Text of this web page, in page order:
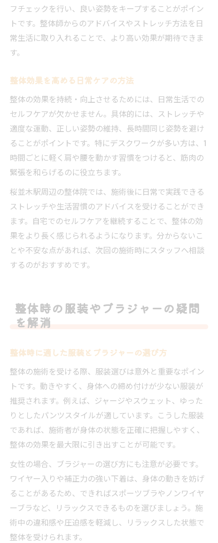
フチェックを行い、良い姿勢をキープすることがポイン
トです。整体師からのアドバイスやストレッチ方法を日
常生活に取り入れることで、より高い効果が期待できま
す。
整体効果を高める日常ケアの方法
整体の効果を持続・向上させるためには、日常生活での
セルフケアが欠かせません。具体的には、ストレッチや
適度な運動、正しい姿勢の維持、長時間同じ姿勢を避け
ることがポイントです。特にデスクワークが多い方は、1
時間ごとに軽く肩や腰を動かす習慣をつけると、筋肉の
緊張を和らげるのに役立ちます。
桜並木駅周辺の整体院では、施術後に日常で実践できる
ストレッチや生活習慣のアドバイスを受けることができ
ます。自宅でのセルフケアを継続することで、整体の効
果をより長く感じられるようになります。分からないこ
とや不安な点があれば、次回の施術時にスタッフへ相談
するのがおすすめです。
整体時の服装やブラジャーの疑問
を解消
整体時に適した服装とブラジャーの選び方
整体の施術を受ける際、服装選びは意外と重要なポイン
トです。動きやすく、身体への締め付けが少ない服装が
推奨されます。例えば、ジャージやスウェット、ゆった
りとしたパンツスタイルが適しています。こうした服装
であれば、施術者が身体の状態を正確に把握しやすく、
整体の効果を最大限に引き出すことが可能です。
女性の場合、ブラジャーの選び方にも注意が必要です。
ワイヤー入りや補正力の強い下着は、身体の動きを妨げ
ることがあるため、できればスポーツブラやノンワイヤ
ーブラなど、リラックスできるものを選びましょう。施
術中の違和感や圧迫感を軽減し、リラックスした状態で
整体を受けられます。